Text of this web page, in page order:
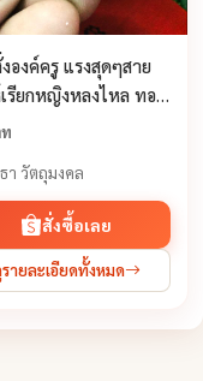
องค์ครู แรงสุดๆสาย
รียกหญิงหลงไหล ทอง
า วัตถุมงคล
สั่งซื้อเลย
ายละเอียดทั้งหมด